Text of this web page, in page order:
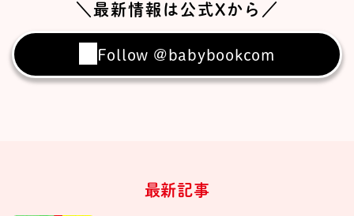
＼最新情報は公式Xから／
Follow @babybookcom
最新記事